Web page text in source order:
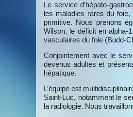
Le service d’hépato-
les maladies rares du foie,
primitive. Nous prenons
Wilson, le déficit en alpha-
vasculaires du foie (Budd-
Conjointement avec le
devenus adultes et
hépatique.
L’équipe est
Saint-Luc, notamment le
la radiologie. Nous